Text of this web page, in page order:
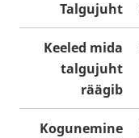
Talgujuht
Keeled mida
talgujuht
räägib
Kogunemine